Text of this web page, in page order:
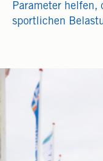
Parameter
sportlichen